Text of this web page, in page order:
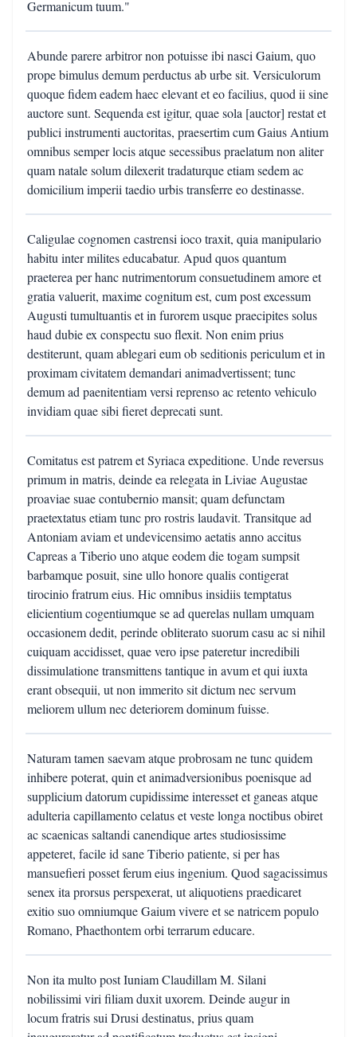
Germanicum tuum."
Abunde parere arbitror non potuisse ibi nasci Gaium, quo
prope bimulus demum perductus ab urbe sit. Versiculorum
quoque fidem eadem haec elevant et eo facilius, quod ii sine
auctore sunt. Sequenda est igitur, quae sola [auctor] restat et
publici instrumenti auctoritas, praesertim cum Gaius Antium
omnibus semper locis atque secessibus praelatum non aliter
quam natale solum dilexerit tradaturque etiam sedem ac
domicilium imperii taedio urbis transferre eo destinasse.
Caligulae cognomen castrensi ioco traxit, quia manipulario
habitu inter milites educabatur. Apud quos quantum
praeterea per hanc nutrimentorum consuetudinem amore et
gratia valuerit, maxime cognitum est, cum post excessum
Augusti tumultuantis et in furorem usque praecipites solus
haud dubie ex conspectu suo flexit. Non enim prius
destiterunt, quam ablegari eum ob seditionis periculum et in
proximam civitatem demandari animadvertissent; tunc
demum ad paenitentiam versi reprenso ac retento vehiculo
invidiam quae sibi fieret deprecati sunt.
Comitatus est patrem et Syriaca expeditione. Unde reversus
primum in matris, deinde ea relegata in Liviae Augustae
proaviae suae contubernio mansit; quam defunctam
praetextatus etiam tunc pro rostris laudavit. Transitque ad
Antoniam aviam et undevicensimo aetatis anno accitus
Capreas a Tiberio uno atque eodem die togam sumpsit
barbamque posuit, sine ullo honore qualis contigerat
tirocinio fratrum eius. Hic omnibus insidiis temptatus
elicientium cogentiumque se ad querelas nullam umquam
occasionem dedit, perinde obliterato suorum casu ac si nihil
cuiquam accidisset, quae vero ipse pateretur incredibili
dissimulatione transmittens tantique in avum et qui iuxta
erant obsequii, ut non immerito sit dictum nec servum
meliorem ullum nec deteriorem dominum fuisse.
Naturam tamen saevam atque probrosam ne tunc quidem
inhibere poterat, quin et animadversionibus poenisque ad
supplicium datorum cupidissime interesset et ganeas atque
adulteria capillamento celatus et veste longa noctibus obiret
ac scaenicas saltandi canendique artes studiosissime
appeteret, facile id sane Tiberio patiente, si per has
mansuefieri posset ferum eius ingenium. Quod sagacissimus
senex ita prorsus perspexerat, ut aliquotiens praedicaret
exitio suo omniumque Gaium vivere et se natricem populo
Romano, Phaethontem orbi terrarum educare.
Non ita multo post Iuniam Claudillam M. Silani
nobilissimi viri filiam duxit uxorem. Deinde augur in
locum fratris sui Drusi destinatus, prius quam